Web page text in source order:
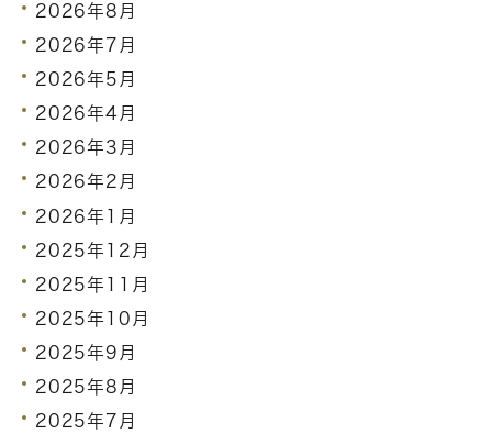
2026年8月
2026年7月
2026年5月
2026年4月
2026年3月
2026年2月
2026年1月
2025年12月
2025年11月
2025年10月
2025年9月
2025年8月
2025年7月